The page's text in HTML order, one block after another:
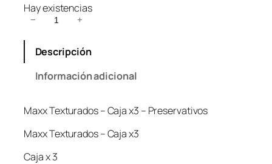
Hay existencias
M
x
t
u
r
a
− +
Descripción
Información adicional
Maxx Texturados – Caja x3 – Preservativos
Maxx Texturados – Caja x3
Caja x 3